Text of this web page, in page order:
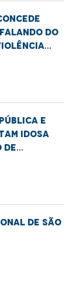
do
e
idosa
de
e
DE SÃO